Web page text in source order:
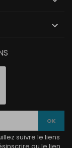

suivre le liens